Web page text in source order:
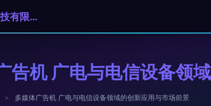
上海别黎释科技有限公司
告机 广电与电信设备领
> 多媒体广告机 广电与电信设备领域的创新应用与市场前景